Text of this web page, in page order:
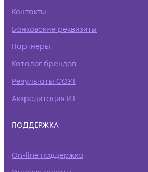
Контакты
Банковские реквизиты
Партнеры
Каталог брендов
Результаты СОУТ
Аккредитация ИТ
ПОДДЕРЖКА
On-line поддержка